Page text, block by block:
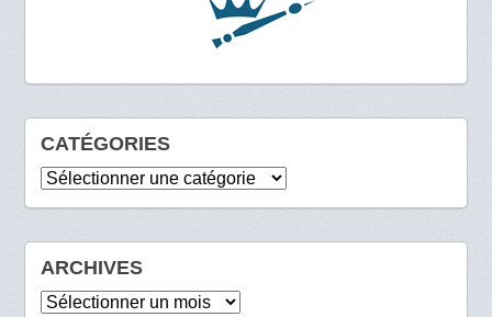
CATÉGORIES
Catégories
ARCHIVES
Archives